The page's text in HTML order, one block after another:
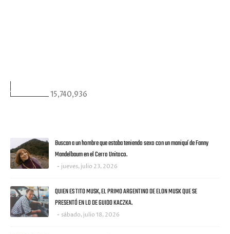
15,740,936
Buscan a un hombre que estaba teniendo sexo con un maniquí de Fanny
Mandelbaum en el Cerro Unitoco.
jueves, julio 23, 2026
QUIEN ES TITO MUSK, EL PRIMO ARGENTINO DE ELON MUSK QUE SE
PRESENTÓ EN LO DE GUIDO KACZKA.
sábado, julio 18, 2026